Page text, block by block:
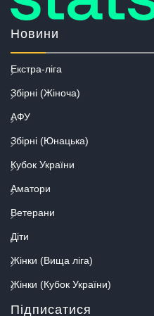
Новини
Екстра-ліга
Збірні (Жіноча)
АФУ
Збірні (Юнацька)
Кубок України
Аматори
Ветерани
Діти
Жінки (Вища ліга)
Жінки (Кубок України)
Підписатися